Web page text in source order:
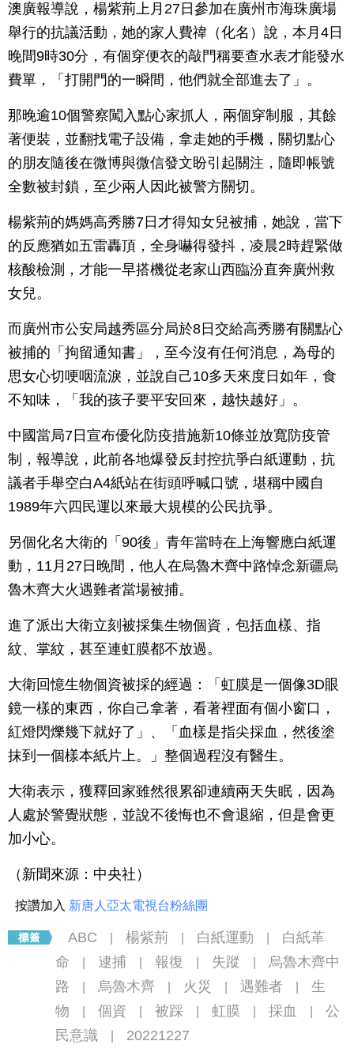
澳廣報導說，楊紫荊上月27日參加在廣州市海珠廣場
舉行的抗議活動，她的家人費禕（化名）說，本月4日
晚間9時30分，有個穿便衣的敲門稱要查水表才能發水
費單，「打開門的一瞬間，他們就全部進去了」。
那晚逾10個警察闖入點心家抓人，兩個穿制服，其餘
著便裝，並翻找電子設備，拿走她的手機，關切點心
的朋友隨後在微博與微信發文盼引起關注，隨即帳號
全數被封鎖，至少兩人因此被警方關切。
楊紫荊的媽媽高秀勝7日才得知女兒被捕，她說，當下
的反應猶如五雷轟頂，全身嚇得發抖，凌晨2時趕緊做
核酸檢測，才能一早搭機從老家山西臨汾直奔廣州救
女兒。
而廣州市公安局越秀區分局於8日交給高秀勝有關點心
被捕的「拘留通知書」，至今沒有任何消息，為母的
思女心切哽咽流淚，並說自己10多天來度日如年，食
不知味，「我的孩子要平安回來，越快越好」。
中國當局7日宣布優化防疫措施新10條並放寬防疫管
制，報導說，此前各地爆發反封控抗爭白紙運動，抗
議者手舉空白A4紙站在街頭呼喊口號，堪稱中國自
1989年六四民運以來最大規模的公民抗爭。
另個化名大衛的「90後」青年當時在上海響應白紙運
動，11月27日晚間，他人在烏魯木齊中路悼念新疆烏
魯木齊大火遇難者當場被捕。
進了派出大衛立刻被採集生物個資，包括血樣、指
紋、掌紋，甚至連虹膜都不放過。
大衛回憶生物個資被採的經過：「虹膜是一個像3D眼
鏡一樣的東西，你自己拿著，看著裡面有個小窗口，
紅燈閃爍幾下就好了」、「血樣是指尖採血，然後塗
抹到一個樣本紙片上。」整個過程沒有醫生。
大衛表示，獲釋回家雖然很累卻連續兩天失眠，因為
人處於警覺狀態，並說不後悔也不會退縮，但是會更
加小心。
（新聞來源：中央社）
按讚加入 新唐人亞太電視台粉絲團
ABC 楊紫荊 白紙運動
白紙革
命
逮捕 報復 失蹤
烏魯木齊中
路
烏魯木齊 火災 遇難者
生
物
個資 被踩 虹膜 採血
公
民意識
20221227